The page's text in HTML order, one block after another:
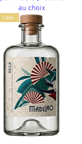
au choix
Laos